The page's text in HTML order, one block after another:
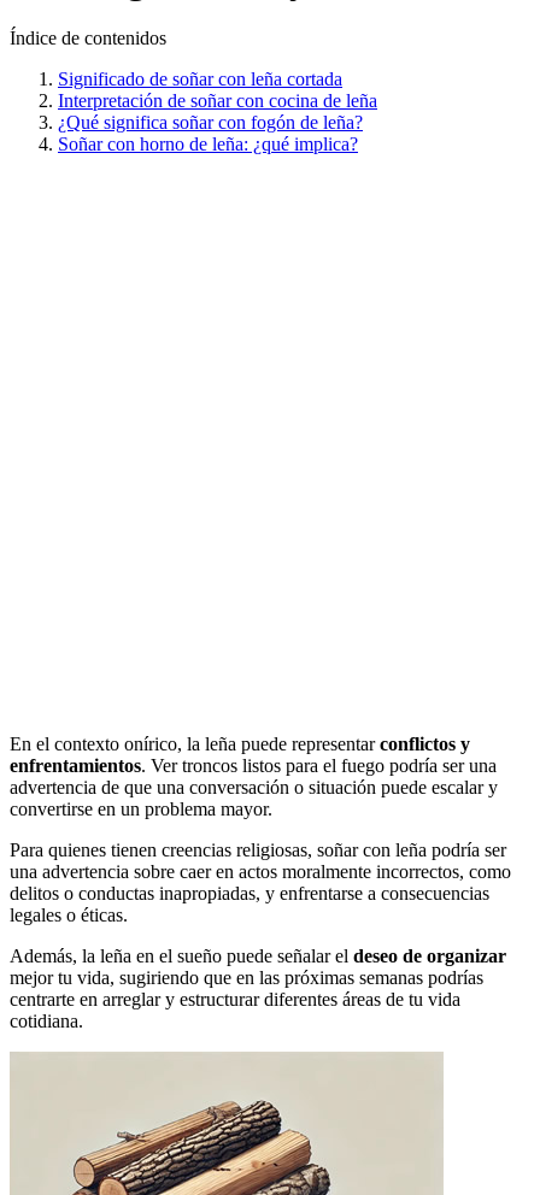
Índice de contenidos
Significado de soñar con leña cortada
Interpretación de soñar con cocina de leña
¿Qué significa soñar con fogón de leña?
Soñar con horno de leña: ¿qué implica?
En el contexto onírico, la leña puede representarconflictos y
enfrentamientos. Ver troncos listos para el fuego podría ser una
advertencia de que una conversación o situación puede escalar y
convertirse en un problema mayor.
Para quienes tienen creencias religiosas, soñar con leña podría ser
una advertencia sobre caer en actos moralmente incorrectos, como
delitos o conductas inapropiadas, y enfrentarse a consecuencias
legales o éticas.
Además, la leña en el sueño puede señalar el deseo de organizar
mejor tu vida, sugiriendo que en las próximas semanas podrías
centrarte en arreglar y estructurar diferentes áreas de tu vida
cotidiana.